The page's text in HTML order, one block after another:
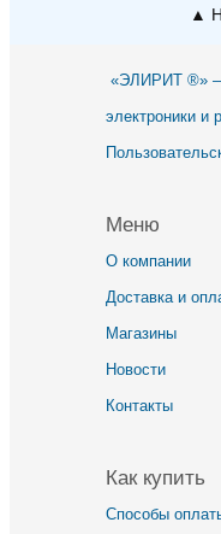
▲
«ЭЛИРИТ ®»
электроники и
Меню
О компании
Доставка и
Магазины
Новости
Контакты
Как купить
Способы